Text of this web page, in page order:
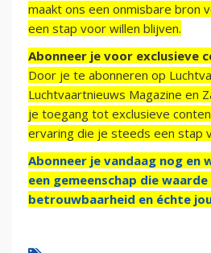
maakt ons een onmisbare bron
een stap voor willen blijven.
Abonneer je voor exclusieve
Door je te abonneren op
Luchtvaartnieuws Magazine en
je toegang tot exclusieve
ervaring die je steeds een stap
Abonneer je vandaag nog en
een gemeenschap die
betrouwbaarheid en échte